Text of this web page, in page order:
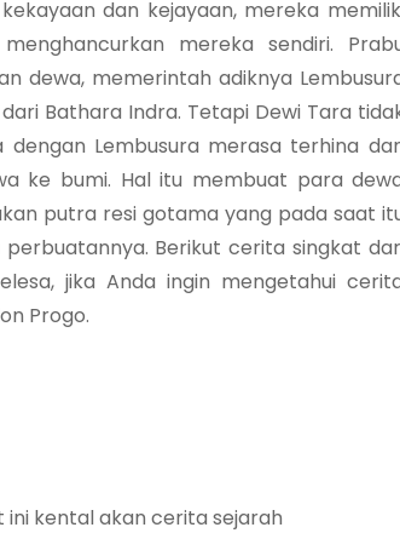
dan kejayaan, mereka
mereka sendiri.
dewa, memerintah adiknya
Bathara Indra. Tetapi Dewi Tara
Lembusura merasa terhina
ke bumi. Hal itu membuat para
putra resi gotama yang pada saat
Berikut cerita singkat
jika Anda ingin mengetahui
Progo.
kental akan cerita sejarah